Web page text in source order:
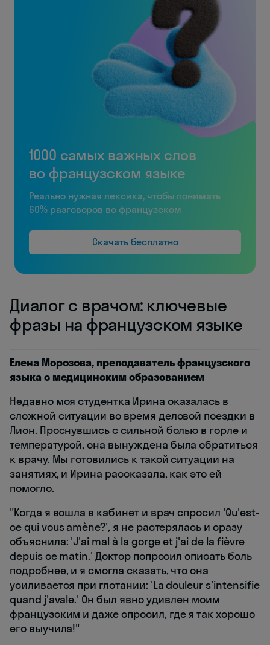
1000 самых важных слов
во французском языке
Реально нужная лексика, чтобы понимать
60% разговоров во французском
Скачать бесплатно
Диалог с врачом: ключевые
фразы на французском языке
Елена Морозова, преподаватель французского
языка с медицинским образованием
Недавно моя студентка Ирина оказалась в
сложной ситуации во время деловой поездки в
Лион. Проснувшись с сильной болью в горле и
температурой, она вынуждена была обратиться
к врачу. Мы готовились к такой ситуации на
занятиях, и Ирина рассказала, как это ей
помогло.
"Когда я вошла в кабинет и врач спросил 'Qu'est-
ce qui vous amène?', я не растерялась и сразу
объяснила: 'J'ai mal à la gorge et j'ai de la fièvre
depuis ce matin.' Доктор попросил описать боль
подробнее, и я смогла сказать, что она
усиливается при глотании: 'La douleur s'intensifie
quand j'avale.' Он был явно удивлен моим
французским и даже спросил, где я так хорошо
его выучила!"